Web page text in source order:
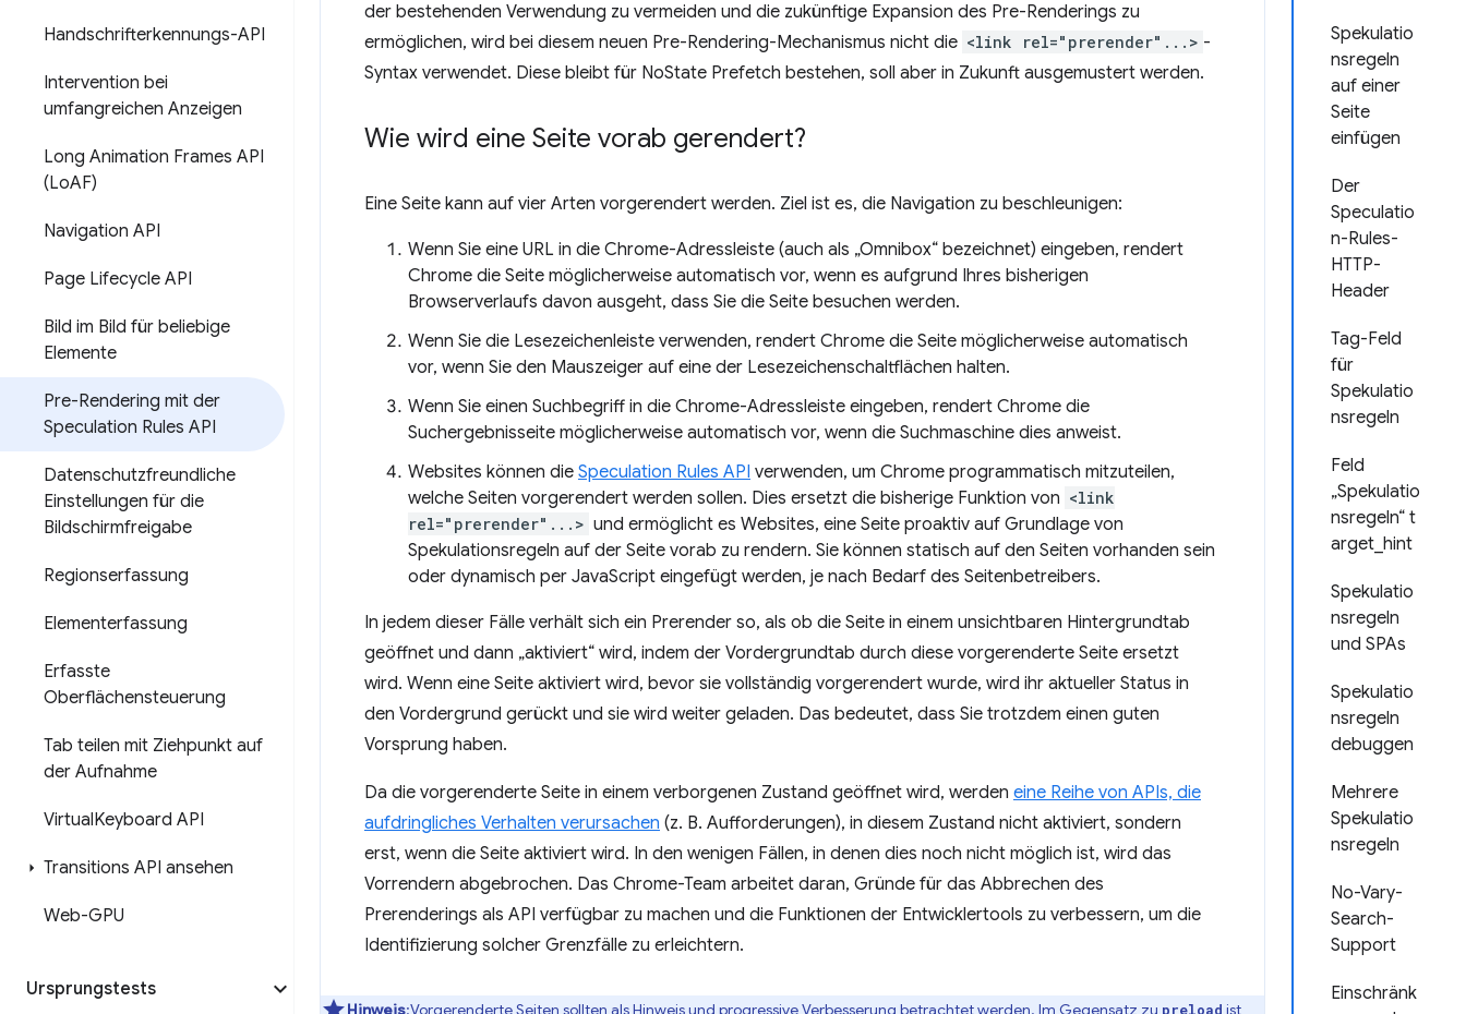
Handschrifterkennungs-API
Intervention bei
umfangreichen Anzeigen
Long Animation Frames API
(LoAF)
Navigation API
Page Lifecycle API
Bild im Bild für beliebige
Elemente
Pre-Rendering mit der
Speculation Rules API
Datenschutzfreundliche
Einstellungen für die
Bildschirmfreigabe
Regionserfassung
Elementerfassung
Erfasste
Oberflächensteuerung
Tab teilen mit Ziehpunkt auf
der Aufnahme
VirtualKeyboard API
Transitions API ansehen
Web-GPU
Ursprungstests
Spekulatio
nsregeln
auf einer
Seite
einfügen
Der
Speculatio
n-Rules-
HTTP-
Header
Tag-Feld
für
Spekulatio
nsregeln
Feld
„Spekulatio
nsregeln“ t
arget_hint
Spekulatio
nsregeln
und SPAs
Spekulatio
nsregeln
debuggen
Mehrere
Spekulatio
nsregeln
No-Vary-
Search-
Support
Einschränk
der bestehenden Verwendung zu vermeiden und die zukünftige Expansion des Pre-Renderings zu
ermöglichen, wird bei diesem neuen Pre-Rendering-Mechanismus nicht die <link rel="prerender"...> -
Syntax verwendet. Diese bleibt für NoState Prefetch bestehen, soll aber in Zukunft ausgemustert werden.
Wie wird eine Seite vorab gerendert?
Eine Seite kann auf vier Arten vorgerendert werden. Ziel ist es, die Navigation zu beschleunigen:
Wenn Sie eine URL in die Chrome-Adressleiste (auch als „Omnibox“ bezeichnet) eingeben, rendert
Chrome die Seite möglicherweise automatisch vor, wenn es aufgrund Ihres bisherigen
Browserverlaufs davon ausgeht, dass Sie die Seite besuchen werden.
Wenn Sie die Lesezeichenleiste verwenden, rendert Chrome die Seite möglicherweise automatisch
vor, wenn Sie den Mauszeiger auf eine der Lesezeichenschaltflächen halten.
Wenn Sie einen Suchbegriff in die Chrome-Adressleiste eingeben, rendert Chrome die
Suchergebnisseite möglicherweise automatisch vor, wenn die Suchmaschine dies anweist.
Websites können die Speculation Rules API verwenden, um Chrome programmatisch mitzuteilen,
welche Seiten vorgerendert werden sollen. Dies ersetzt die bisherige Funktion von <link
rel="prerender"...> und ermöglicht es Websites, eine Seite proaktiv auf Grundlage von
Spekulationsregeln auf der Seite vorab zu rendern. Sie können statisch auf den Seiten vorhanden sein
oder dynamisch per JavaScript eingefügt werden, je nach Bedarf des Seitenbetreibers.
In jedem dieser Fälle verhält sich ein Prerender so, als ob die Seite in einem unsichtbaren Hintergrundtab
geöffnet und dann „aktiviert“ wird, indem der Vordergrundtab durch diese vorgerenderte Seite ersetzt
wird. Wenn eine Seite aktiviert wird, bevor sie vollständig vorgerendert wurde, wird ihr aktueller Status in
den Vordergrund gerückt und sie wird weiter geladen. Das bedeutet, dass Sie trotzdem einen guten
Vorsprung haben.
Da die vorgerenderte Seite in einem verborgenen Zustand geöffnet wird, werden eine Reihe von APIs, die
aufdringliches Verhalten verursachen (z. B. Aufforderungen), in diesem Zustand nicht aktiviert, sondern
erst, wenn die Seite aktiviert wird. In den wenigen Fällen, in denen dies noch nicht möglich ist, wird das
Vorrendern abgebrochen. Das Chrome-Team arbeitet daran, Gründe für das Abbrechen des
Prerenderings als API verfügbar zu machen und die Funktionen der Entwicklertools zu verbessern, um die
Identifizierung solcher Grenzfälle zu erleichtern.
Hinweis:Vorgerenderte Seiten sollten als Hinweis und progressive Verbesserung betrachtet werden. Im Gegensatz zu preload ist